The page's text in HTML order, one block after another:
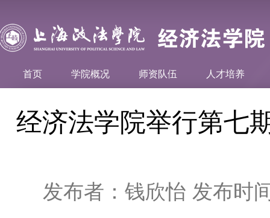
首页 学院概况 师资队伍 人才培养
经济法学院举行第七
发布者：钱欣怡 发布时